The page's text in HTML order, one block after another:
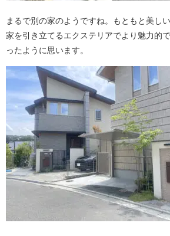
まるで別の家のようですね。もともと美し
家を引き立てるエクステリアでより魅力的
ったように思います。